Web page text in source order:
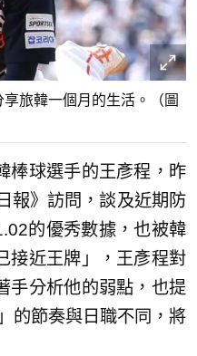
旅韓一個月的生活。（圖
棒球選手的王彥程，昨
報》訪問，談及近期防
的優秀數據，也被韓
接近王牌」，王彥程對
手分析他的弱點，也提
的節奏與日職不同，將